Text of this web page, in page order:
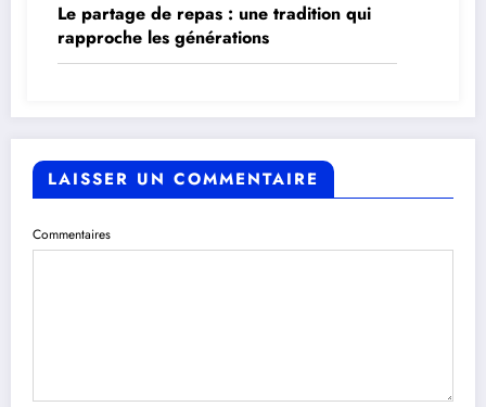
Le partage de repas : une tradition qui
rapproche les générations
LAISSER UN COMMENTAIRE
Commentaires